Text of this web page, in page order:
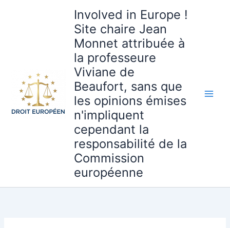
Involved in Europe !
Site chaire Jean
Monnet attribuée à
la professeure
Viviane de
Beaufort, sans que
les opinions émises
n'impliquent
cependant la
responsabilité de la
Commission
européenne